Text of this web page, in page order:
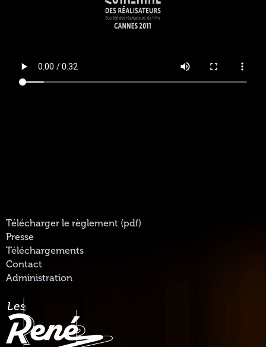
Télécharger le règlement (pdf)
Presse
Téléchargements
Contact
Administration